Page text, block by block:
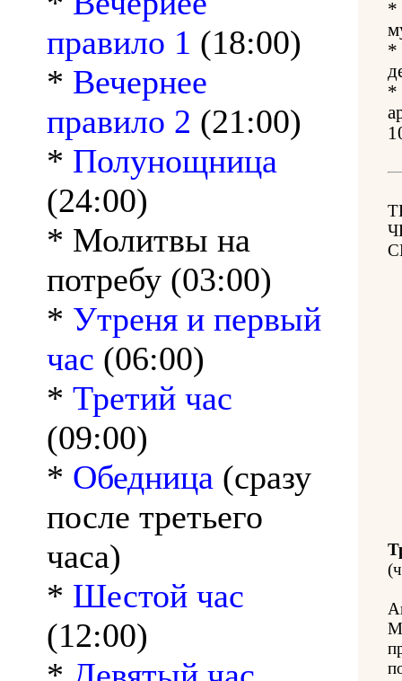
правило 1 (18:00)
* Вечернее
правило 2 (21:00)
* Полунощница
(24:00)
* Молитвы на
потребу (03:00)
* Утреня и первый
час (06:00)
* Третий час
(09:00)
* Обедница (сразу
после третьего
часа)
* Шестой час
(12:00)
*
*
*